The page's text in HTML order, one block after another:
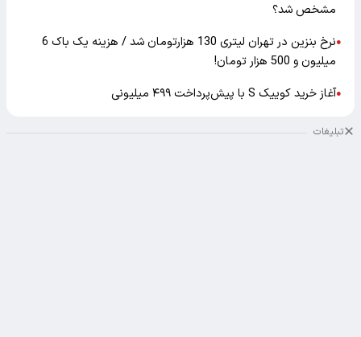
مشخص شد؟
●
نرخ بنزین در تهران لیتری 130 هزارتومان شد / هزینه یک باک 6
میلیون و 500 هزار تومان!
●آغاز خرید کوییک S با پیش‌پرداخت ۴۹۹ میلیونی
تبلیغات